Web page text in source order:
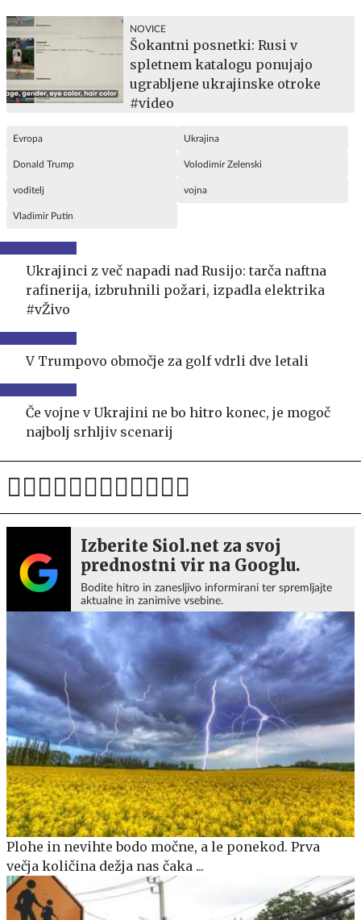
NOVICE
Šokantni posnetki: Rusi v
spletnem katalogu ponujajo
ugrabljene ukrajinske otroke
#video
Evropa Ukrajina
Donald Trump Volodimir Zelenski
voditelj vojna
Vladimir Putin
Ukrajinci z več napadi nad Rusijo: tarča naftna
rafinerija, izbruhnili požari, izpadla elektrika
#vŽivo
V Trumpovo območje za golf vdrli dve letali
Če vojne v Ukrajini ne bo hitro konec, je mogoč
najbolj srhljiv scenarij
Izberite Siol.net za svoj
prednostni vir na Googlu.
Bodite hitro in zanesljivo informirani ter spremljajte
aktualne in zanimive vsebine.
Plohe in nevihte bodo močne, a le ponekod. Prva
večja količina dežja nas čaka ...